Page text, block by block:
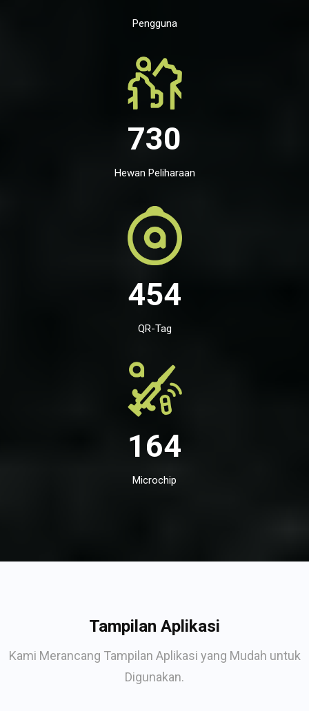
Pengguna
730
Hewan Peliharaan
454
QR-Tag
164
Microchip
Tampilan Aplikasi
Kami Merancang Tampilan Aplikasi yang Mudah untuk
Digunakan.